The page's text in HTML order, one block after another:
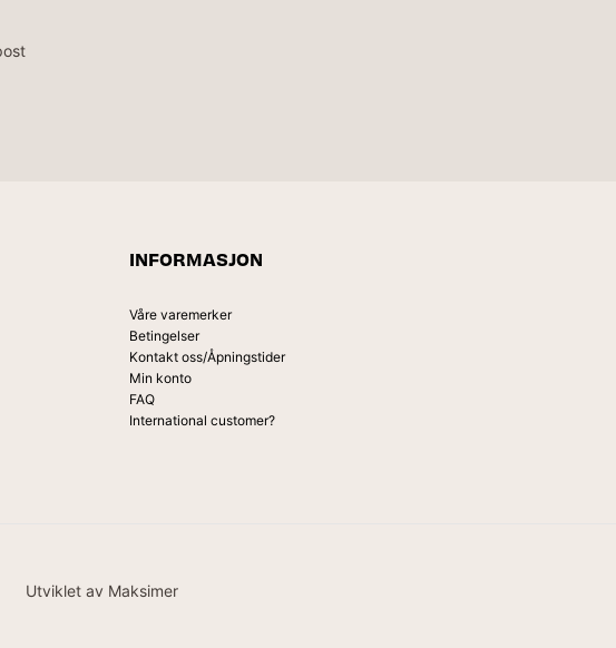
INFORMASJON
Våre varemerker
Betingelser
Kontakt oss/Åpningstider
Min konto
FAQ
International customer?
Utviklet av Maksimer